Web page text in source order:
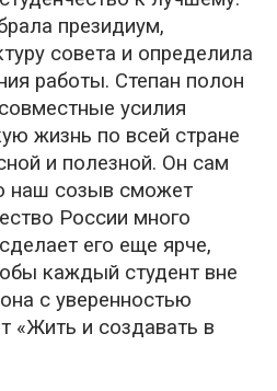
президиум,
совета и определила
работы. Степан полон
усилия
жизнь по всей стране
и полезной. Он сам
наш созыв сможет
России много
его еще ярче,
каждый студент вне
с уверенностью
«Жить и создавать в